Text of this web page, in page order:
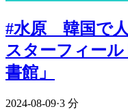
#水原 韓国で人
スターフィー
書館」
2024-08-09·3 分